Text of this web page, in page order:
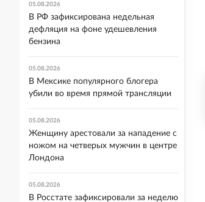
05.08.2026
В РФ зафиксирована недельная
дефляция на фоне удешевления
бензина
05.08.2026
В Мексике популярного блогера
убили во время прямой трансляции
05.08.2026
Женщину арестовали за нападение с
ножом на четверых мужчин в центре
Лондона
05.08.2026
В Росстате зафиксировали за неделю